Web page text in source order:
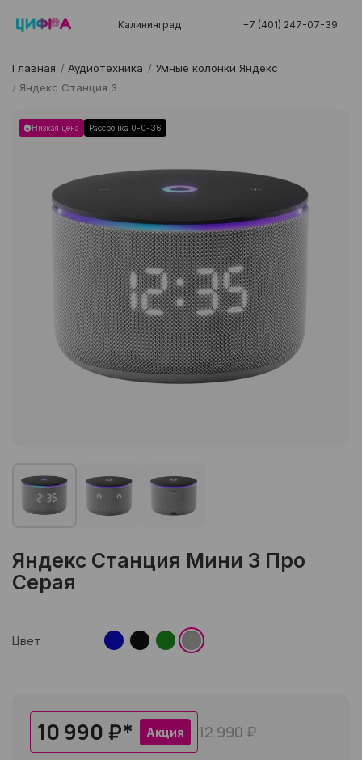
Калининград +7 (401) 247-07-39
Главная / Аудиотехника / Умные колонки Яндекс
/ Яндекс Станция 3
Низкая цена Рассрочка 0-0-36
Яндекс Станция Мини 3 Про
Серая
Цвет
10 990 ₽* Акция 12 990 ₽